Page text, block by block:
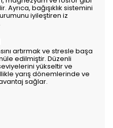
bağışıklık sistemini
iyileştiren iz
artırmak ve stresle başa
edilmiştir. Düzenli
yükseltir ve
yarış dönemlerinde ve
sağlar.